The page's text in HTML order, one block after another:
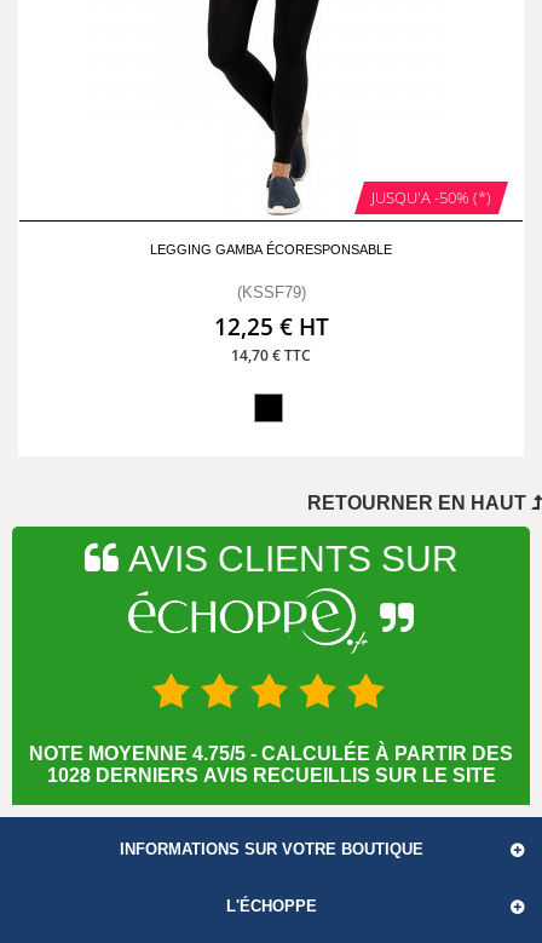
JUSQU'A -50% (*)
LEGGING GAMBA ÉCORESPONSABLE
(KSSF79)
12,25 € HT
14,70 € TTC
RETOURNER EN HAUT
NOTE MOYENNE 4.75/5 - CALCULÉE À PARTIR DES
1028 DERNIERS AVIS RECUEILLIS SUR LE SITE
INFORMATIONS SUR VOTRE BOUTIQUE
L'ÉCHOPPE